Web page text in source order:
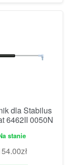
dla Stabilus
6462II 0050N
stanie
zł